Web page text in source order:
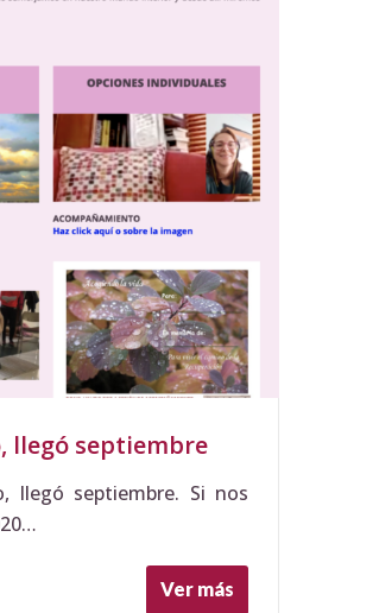
llegó septiembre
llegó septiembre. Si nos
Ver más